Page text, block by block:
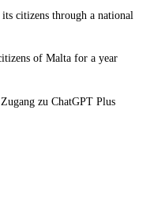
citizens through a national
of Malta for a year
zu ChatGPT Plus